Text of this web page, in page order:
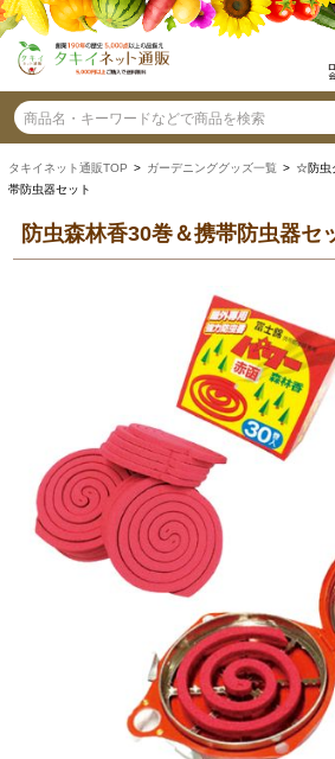
タキイネット通販TOP > ガーデニンググッズ一覧 > ☆防虫
帯防虫器セット
防虫森林香30巻＆携帯防虫器セ